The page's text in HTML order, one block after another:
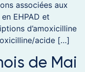
associées aux
EHPAD et
d’amoxicilline
acide […]
de Mai